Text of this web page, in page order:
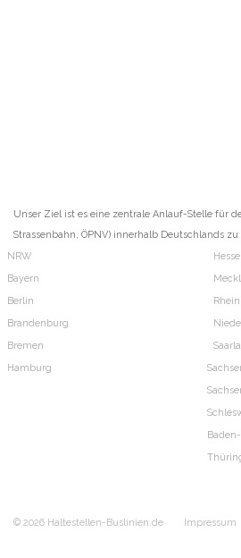
Unser Ziel ist es eine zentrale Anlauf-Stelle für
Strassenbahn, ÖPNV) innerhalb Deutschlands zu
NRW
Bayern
Berlin
Brandenburg
Bremen
Hamburg
© 2026 Haltestellen-Buslinien.de Impressum